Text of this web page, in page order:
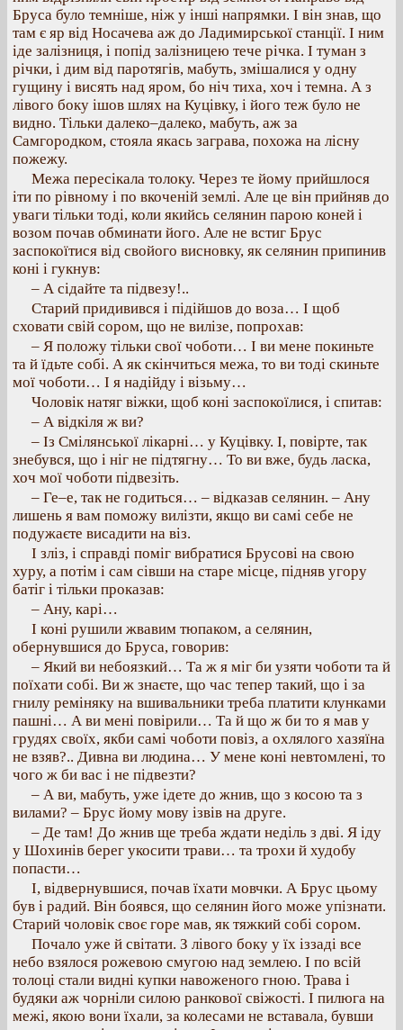
Бруса було темніше, ніж у інші напрямки. І він знав, що
там є яр від Носачева аж до Ладимирської станції. І ним
іде залізниця, і попід залізницею тече річка. І туман з
річки, і дим від паротягів, мабуть, змішалися у одну
гущину і висять над яром, бо ніч тиха, хоч і темна. А з
лівого боку ішов шлях на Куцівку, і його теж було не
видно. Тільки далеко–далеко, мабуть, аж за
Самгородком, стояла якась заграва, похожа на лісну
пожежу.
Межа пересікала толоку. Через те йому прийшлося
іти по рівному і по вкоченій землі. Але це він прийняв до
уваги тільки тоді, коли якийсь селянин парою коней і
возом почав обминати його. Але не встиг Брус
заспокоїтися від свойого висновку, як селянин припинив
коні і гукнув:
– А сідайте та підвезу!..
Старий придивився і підійшов до воза… І щоб
сховати свій сором, що не вилізе, попрохав:
– Я положу тільки свої чоботи… І ви мене покиньте
та й їдьте собі. А як скінчиться межа, то ви тоді скиньте
мої чоботи… І я надійду і візьму…
Чоловік натяг віжки, щоб коні заспокоїлися, і спитав:
– А відкіля ж ви?
– Із Смілянської лікарні… у Куцівку. І, повірте, так
знебувся, що і ніг не підтягну… То ви вже, будь ласка,
хоч мої чоботи підвезіть.
– Ге–е, так не годиться… – відказав селянин. – Ану
лишень я вам поможу вилізти, якщо ви самі себе не
подужаєте висадити на віз.
І зліз, і справді поміг вибратися Брусові на свою
хуру, а потім і сам сівши на старе місце, підняв угору
батіг і тільки проказав:
– Ану, карі…
І коні рушили жвавим тюпаком, а селянин,
обернувшися до Бруса, говорив:
– Який ви небоязкий… Та ж я міг би узяти чоботи та й
поїхати собі. Ви ж знаєте, що час тепер такий, що і за
гнилу реміняку на вшивальники треба платити клунками
пашні… А ви мені повірили… Та й що ж би то я мав у
грудях своїх, якби самі чоботи повіз, а охлялого хазяїна
не взяв?.. Дивна ви людина… У мене коні невтомлені, то
чого ж би вас і не підвезти?
– А ви, мабуть, уже ідете до жнив, що з косою та з
вилами? – Брус йому мову ізвів на друге.
– Де там! До жнив ще треба ждати неділь з дві. Я іду
у Шохинів берег укосити трави… та трохи й худобу
попасти…
І, відвернувшися, почав їхати мовчки. А Брус цьому
був і радий. Він боявся, що селянин його може упізнати.
Старий чоловік своє горе мав, як тяжкий собі сором.
Почало уже й світати. З лівого боку у їх іззаді все
небо взялося рожевою смугою над землею. І по всій
толоці стали видні купки навоженого гною. Трава і
будяки аж чорніли силою ранкової свіжості. І пилюга на
межі, якою вони їхали, за колесами не вставала, бувши